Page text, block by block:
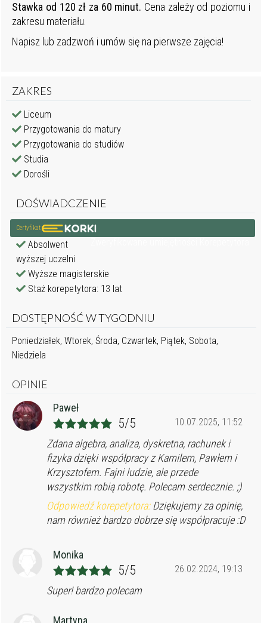
Stawka od 120 zł za 60 minut. Cena zależy od poziomu i
zakresu materiału.
Napisz lub zadzwoń i umów się na pierwsze zajęcia!
ZAKRES
Liceum
Przygotowania do matury
Przygotowania do studiów
Studia
Dorośli
DOŚWIADCZENIE
Certyfikat
Absolwent
wyższej uczelni
Wyższe magisterskie
Staż korepetytora: 13 lat
DOSTĘPNOŚĆ W TYGODNIU
Poniedziałek, Wtorek, Środa, Czwartek, Piątek, Sobota,
Niedziela
OPINIE
Paweł
10.07.2025, 11:52
5/5
Zdana algebra, analiza, dyskretna, rachunek i
fizyka dzięki współpracy z Kamilem, Pawłem i
Krzysztofem. Fajni ludzie, ale przede
wszystkim robią robotę. Polecam serdecznie. ;)
Odpowiedź korepetytora:Dziękujemy za opinię,
nam również bardzo dobrze się współpracuje :D
Monika
26.02.2024, 19:13
5/5
Super! bardzo polecam
Martyna